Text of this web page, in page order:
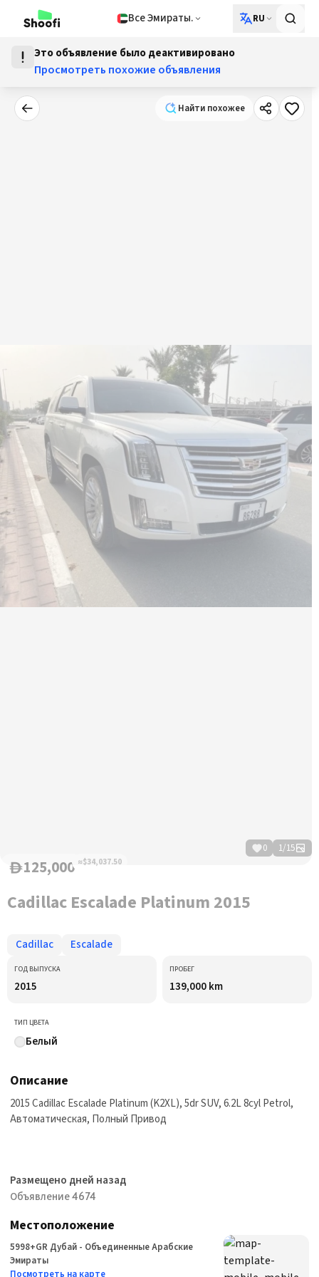
Все Эмираты. RU
Это объявление было деактивировано
Просмотреть похожие объявления
Найти похожееНайти похожее
0 1/15
D125,000 ≈$34,037.50
Cadillac Escalade Platinum 2015
Cadillac Escalade
ГОД ВЫПУСКА
2015
ПРОБЕГ
139,000 km
ТИП ЦВЕТА
Белый
Описание
2015 Cadillac Escalade Platinum (K2XL), 5dr SUV, 6.2L 8cyl Petrol,
Автоматическая, Полный Привод
Размещено дней назад
Объявление 4674
Местоположение
5998+GR Дубай - Объединенные Арабские
Эмираты
Посмотреть на карте